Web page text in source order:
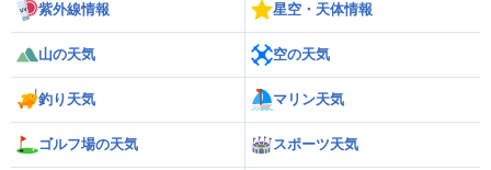
紫外線情報 星空・天体情報
山の天気 空の天気
釣り天気 マリン天気
ゴルフ場の天気 スポーツ天気